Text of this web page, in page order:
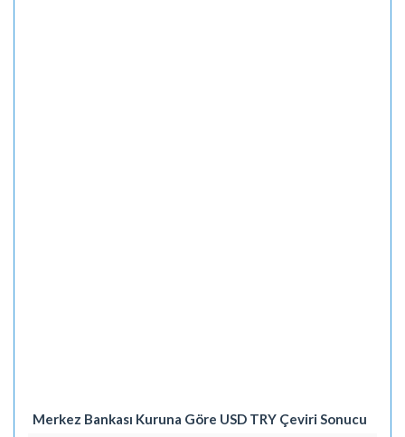
Merkez Bankası Kuruna Göre USD TRY Çeviri Sonucu